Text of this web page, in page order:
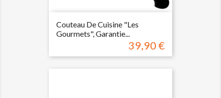
Couteau De Cuisine "les
Gourmets", Garantie...
Prix
39,90 €